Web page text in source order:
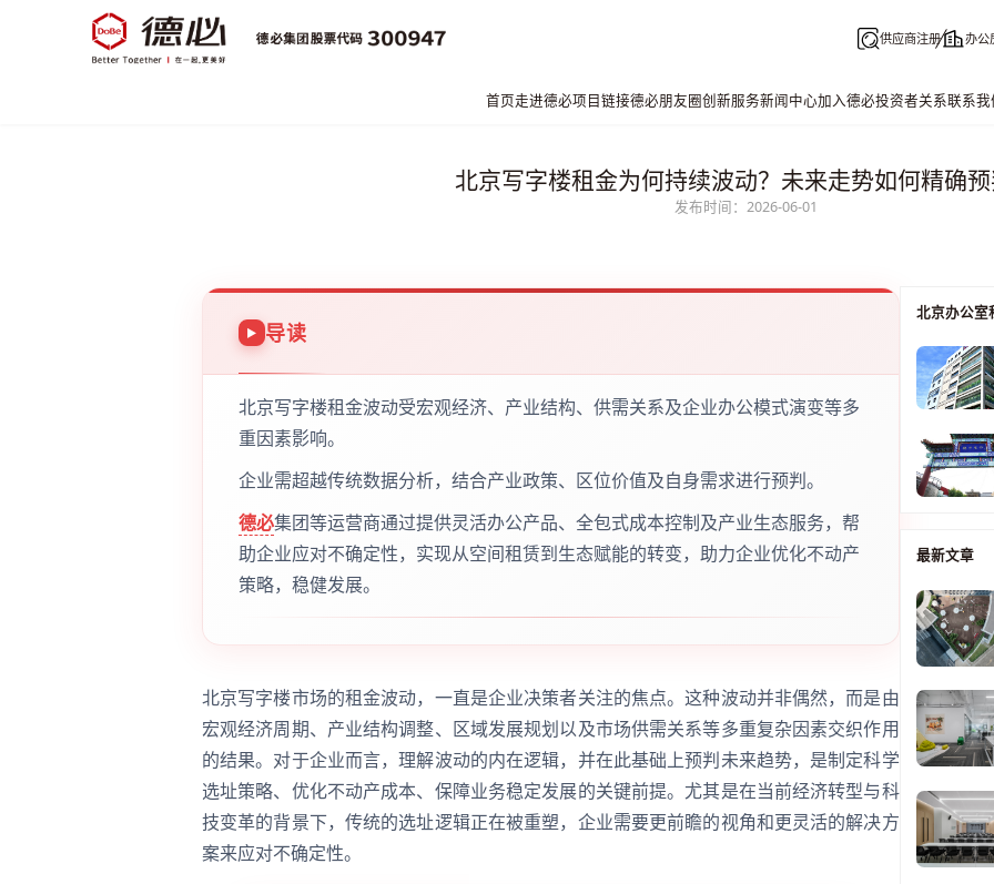
供应商注册 办公
首页走进德必项目链接德必朋友圈创新服务新闻中心加入德必投资者关系联系我
北京写字楼租金为何持续波动？未来走势如何精确预
发布时间：2026-06-01
导读
北京写字楼租金波动受宏观经济、产业结构、供需关系及企业办公模式演变等多
重因素影响。
企业需超越传统数据分析，结合产业政策、区位价值及自身需求进行预判。
德必集团等运营商通过提供灵活办公产品、全包式成本控制及产业生态服务，帮
助企业应对不确定性，实现从空间租赁到生态赋能的转变，助力企业优化不动产
策略，稳健发展。
北京写字楼市场的租金波动，一直是企业决策者关注的焦点。这种波动并非偶然，而是由
宏观经济周期、产业结构调整、区域发展规划以及市场供需关系等多重复杂因素交织作用
的结果。对于企业而言，理解波动的内在逻辑，并在此基础上预判未来趋势，是制定科学
选址策略、优化不动产成本、保障业务稳定发展的关键前提。尤其是在当前经济转型与科
技变革的背景下，传统的选址逻辑正在被重塑，企业需要更前瞻的视角和更灵活的解决方
案来应对不确定性。
北京办公室
最新文章